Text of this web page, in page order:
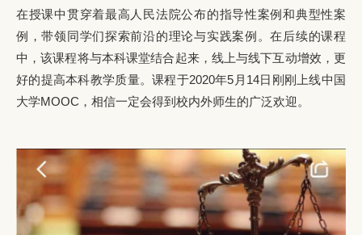
在授课中贯穿着最高人民法院公布的指导性案例和典型性案
例，带领同学们探索前沿的理论与实践案例。在后续的课程
中，该课程将与本科课堂结合起来，线上与线下互动增效，更
好的提高本科教学质量。课程于2020年5月14日刚刚上线中国
大学MOOC，相信一定会得到校内外师生的广泛欢迎。